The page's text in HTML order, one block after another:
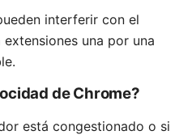
interferir con el
una por una
de Chrome?
está congestionado o si